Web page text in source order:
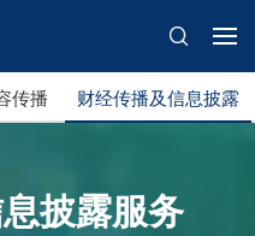
传播 财经传播及信息披露
披露服务